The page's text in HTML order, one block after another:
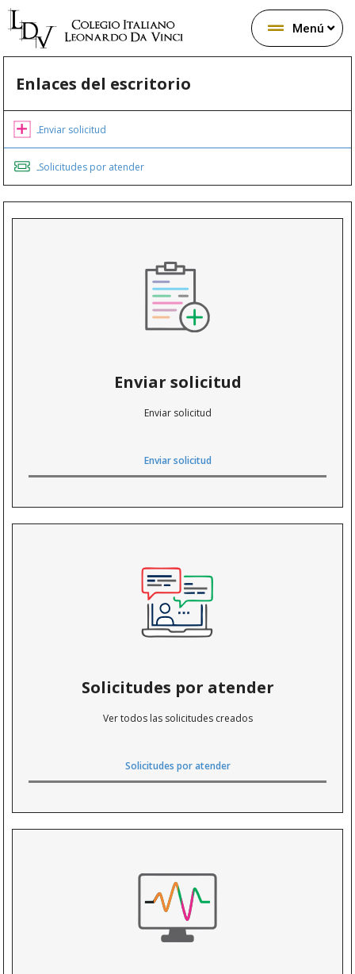
Menú
Enlaces del escritorio
Enviar solicitud
Solicitudes por atender
Enviar solicitud
Enviar solicitud
Enviar solicitud
Solicitudes por atender
Ver todos las solicitudes creados
Solicitudes por atender